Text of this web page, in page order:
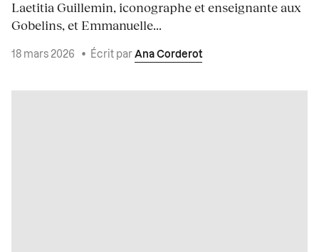
Laetitia Guillemin, iconographe et enseignante aux
Gobelins, et Emmanuelle...
18 mars 2026 • Écrit par Ana Corderot